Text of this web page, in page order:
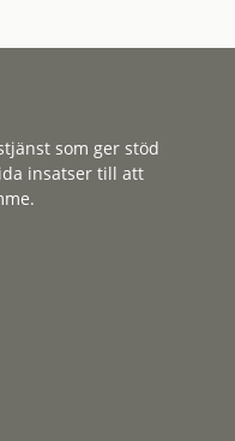
som ger stöd
insatser till att